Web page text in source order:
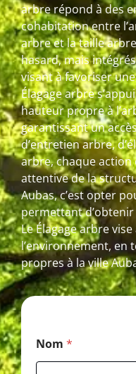
arbre répond à des
cohabitation entre
arbre et la taille
hasard, mais
visant à favoriser
Élagage arbre
hauteur propre à
garantissant un
d’entretien arbre,
arbre, chaque action
attentive de la
Aubas, c’est opter
permettant
Le Élagage arbre
l’environnement, en
propres à la ville
o
d
Nom *